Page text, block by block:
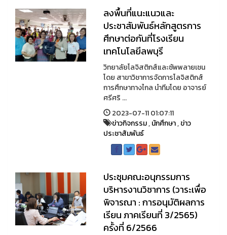
ลงพื้นที่แนะแนวและ
ประชาสัมพันธ์หลักสูตรการ
ศึกษาต่อกันที่โรงเรียน
เทคโนโลยีลพบุรี
วิทยาลัยโลจิสติกส์และซัพพลายเชน
โดย สาขาวิชาการจัดการโลจิสติกส์
การศึกษาทางไกล นำทีมโดย อาจารย์
ศรีศริ ...
2023-07-11 01:07:11
ข่าวกิจกรรม,นักศึกษา,ข่าว
ประชาสัมพันธ์
ประชุมคณะอนุกรรมการ
บริหารงานวิชาการ (วาระเพื่อ
พิจารณา : การอนุมัติผลการ
เรียน ภาคเรียนที่ 3/2565)
ครั้งที่ 6/2566